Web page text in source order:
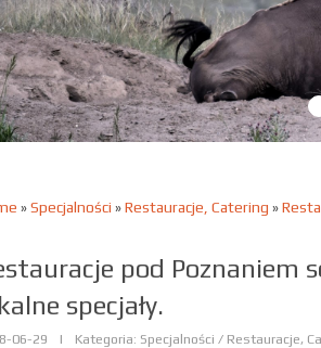
»Specjalności »Restauracje, Catering »
pod Poznaniem
specjały.
06-29 | Kategoria: Specjalności / Restauracje,